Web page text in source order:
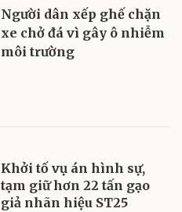
Người dân xếp ghế chặn
xe chở đá vì gây ô nhiễm
môi trường
Khởi tố vụ án hình sự,
tạm giữ hơn 22 tấn gạo
giả nhãn hiệu ST25